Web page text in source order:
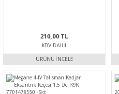
210,00 TL
KDV DAHIL
ÜRÜNÜ İNCELE